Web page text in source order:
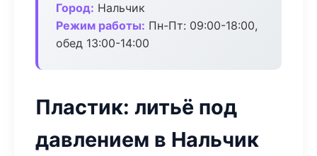
Город: Нальчик
Режим работы: Пн-Пт: 09:00-18:00,
обед 13:00-14:00
Пластик: литьё под
давлением в Нальчик